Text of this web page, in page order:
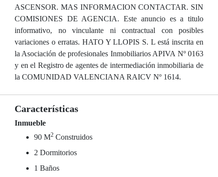
ASCENSOR. MAS INFORMACION CONTACTAR. SIN
COMISIONES DE AGENCIA. Este anuncio es a titulo
informativo, no vinculante ni contractual con posibles
variaciones o erratas. HATO Y LLOPIS S. L está inscrita en
la Asociación de profesionales Inmobiliarios APIVA Nº 0163
y en el Registro de agentes de intermediación inmobiliaria de
la COMUNIDAD VALENCIANA RAICV Nº 1614.
Características
Inmueble
90 M2 Construidos
2 Dormitorios
1 Baños